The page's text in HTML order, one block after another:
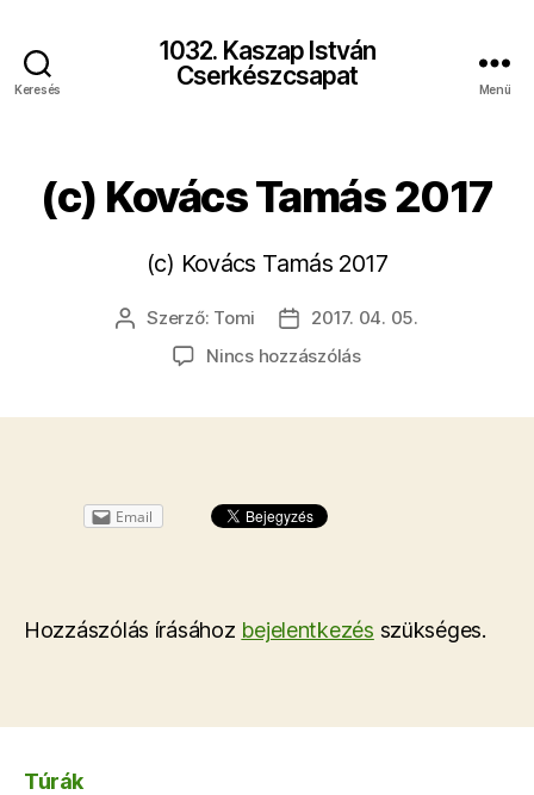
Keresés
1032. Kaszap István
Cserkészcsapat
Menü
(c) Kovács Tamás 2017
(c) Kovács Tamás 2017
Bejegyzés
szerzője
Szerző: Tomi
Bejegyzés
dátuma
2017. 04. 05.
Nincs hozzászólása(z)
Email
Hozzászólás írásához bejelentkezés szükséges.
Túrák